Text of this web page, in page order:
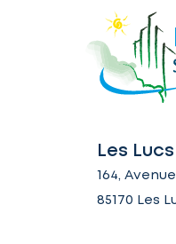
Les
164,
85170 Les